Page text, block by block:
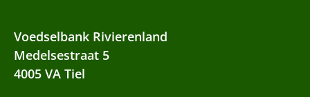
Voedselbank Rivierenland
Medelsestraat 5
4005 VA Tiel